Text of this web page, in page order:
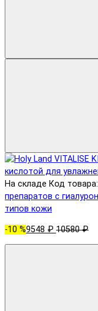
На складе Код
препаратов с
типов кожи
-10 %9548 ₽ 10580 ₽